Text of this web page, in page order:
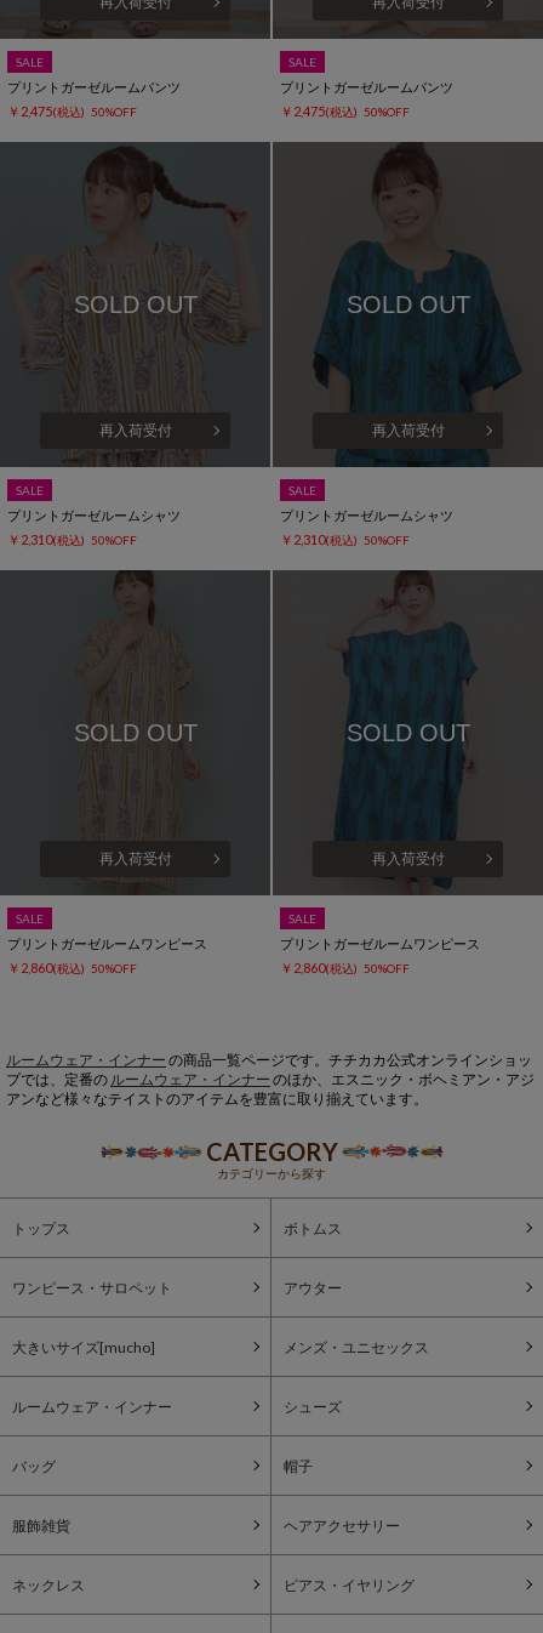
SALE
プリントガーゼルームパンツ
￥2,475(税込) 50%OFF
SALE
プリントガーゼルームパンツ
￥2,475(税込) 50%OFF
SOLD OUT
再入荷受付
SALE
プリントガーゼルームシャツ
￥2,310(税込) 50%OFF
SOLD OUT
再入荷受付
SALE
プリントガーゼルームシャツ
￥2,310(税込) 50%OFF
SOLD OUT
再入荷受付
SALE
プリントガーゼルームワンピース
￥2,860(税込) 50%OFF
SOLD OUT
再入荷受付
SALE
プリントガーゼルームワンピース
￥2,860(税込) 50%OFF
ルームウェア・インナー の商品一覧ページです。チチカカ公式オンラインショッ
プでは、定番の ルームウェア・インナー のほか、エスニック・ボヘミアン・アジ
アンなど様々なテイストのアイテムを豊富に取り揃えています。
CATEGORY
カテゴリーから探す
トップス ボトムス
ワンピース・サロペット アウター
大きいサイズ[mucho] メンズ・ユニセックス
ルームウェア・インナー シューズ
バッグ 帽子
服飾雑貨 ヘアアクセサリー
ネックレス ピアス・イヤリング